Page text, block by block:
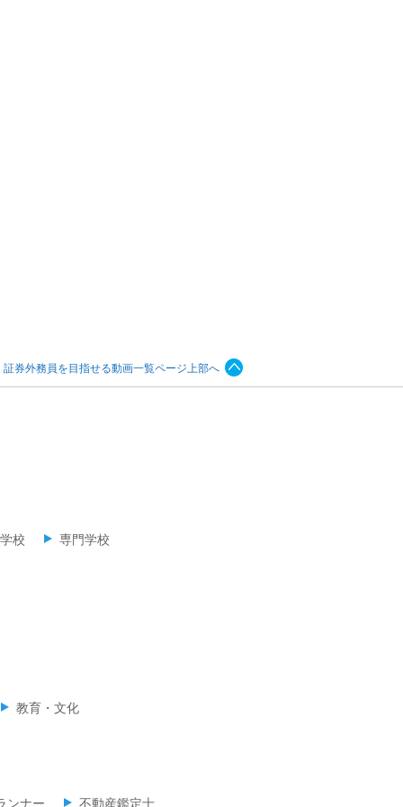
証券外務員を目指せる動画一覧ページ上部へ
校
専門学校
教育・文化
ンナー 不動産鑑定士